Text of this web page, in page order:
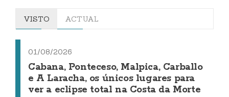
VISTO ACTUAL
01/08/2026
Cabana, Ponteceso, Malpica, Carballo
e A Laracha, os únicos lugares para
ver a eclipse total na Costa da Morte